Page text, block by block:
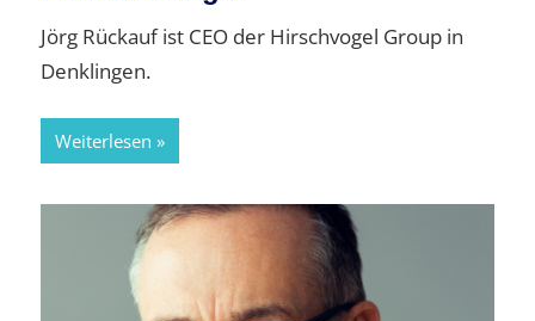
Jörg Rückauf ist CEO der Hirschvogel Group in
Denklingen.
Weiterlesen